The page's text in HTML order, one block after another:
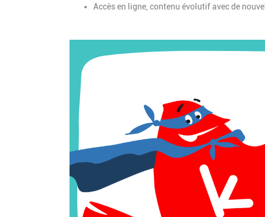
Accès en ligne, contenu évolutif avec de